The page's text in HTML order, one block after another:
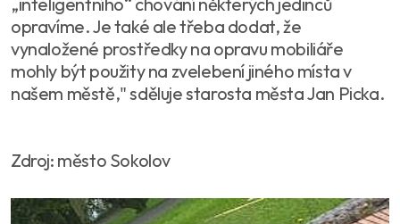
opravíme. Je také ale třeba dodat, že
vynaložené prostředky na opravu mobiliáře
mohly být použity na zvelebení jiného místa v
našem městě," sděluje starosta města Jan Picka.
Zdroj: město Sokolov